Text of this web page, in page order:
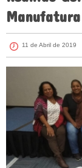
11 de Abril de 2019